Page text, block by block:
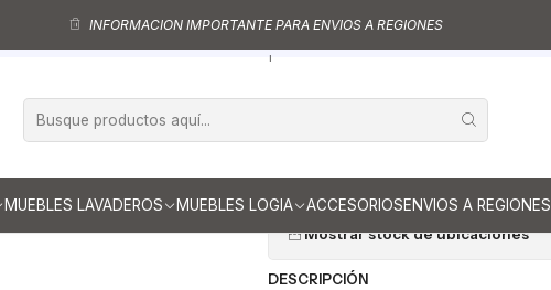
MUEBLES LAVADEROS MUEBLES LOGIA ACCESORIOSENVIOS A REGIONES
INFORMACION IMPORTANTE PARA ENVIOS A REGIONES
Muebles vanitorio aereo - simple Mueble vanitorios aereo - simple de cuarzo
Mueble Vanitorio aereo simple de 180 cm M2-1808 / Blanco
|
M2-1808 / Blanco
Cantidad
Mostrar stock de ubicaciones
DESCRIPCIÓN